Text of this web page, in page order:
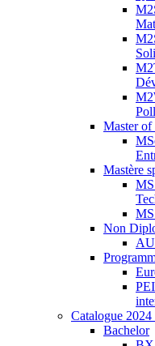
Master of
Mastère
Non
Catalogue
Bachelor